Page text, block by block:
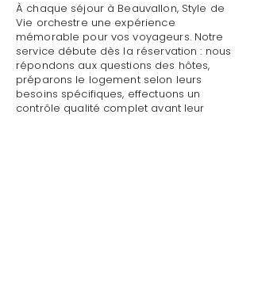
À chaque séjour à Beauvallon, Style de
Vie orchestre une expérience
mémorable pour vos voyageurs. Notre
service débute dès la réservation : nous
répondons aux questions des hôtes,
préparons le logement selon leurs
besoins spécifiques, effectuons un
contrôle qualité complet avant leur